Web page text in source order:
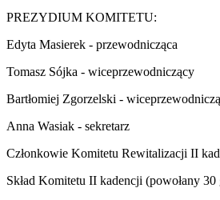
PREZYDIUM KOMITETU:
Edyta Masierek - przewodnicząca
Tomasz Sójka - wiceprzewodniczący
Bartłomiej Zgorzelski -
Anna Wasiak - sekretarz
Członkowie Komitetu Rewitalizacji II
Skład Komitetu II kadencji (powołany